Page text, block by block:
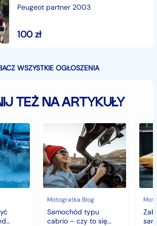
Peugeot partner 2003
100zł
WSZYSTKIE OGŁOSZENIA
TEŻ NA ARTYKUŁY
Samochód
cabrio
–
czy
to
się
opłaca
w
polskim
klimacie?
Motogratka Blog
Samochód typu
cabrio – czy to się
czyli